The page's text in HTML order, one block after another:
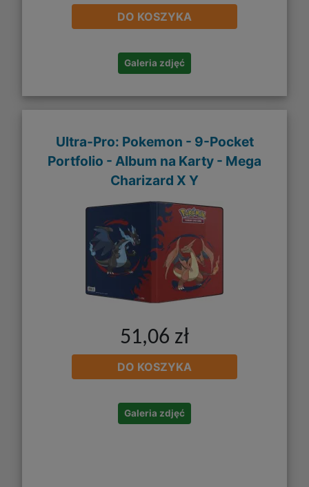
DO KOSZYKA
Galeria zdjęć
Ultra-Pro: Pokemon - 9-Pocket
Portfolio - Album na Karty - Mega
Charizard X Y
51,06 zł
DO KOSZYKA
Galeria zdjęć